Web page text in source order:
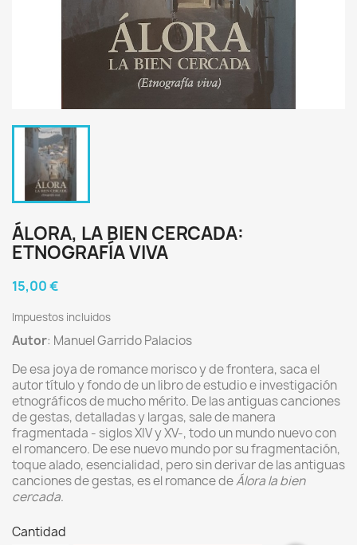
ÁLORA, LA BIEN CERCADA:
ETNOGRAFÍA VIVA
15,00 €
Impuestos incluidos
Autor: Manuel Garrido Palacios
De esa joya de romance morisco y de frontera, saca el
autor título y fondo de un libro de estudio e investigación
etnográficos de mucho mérito. De las antiguas canciones
de gestas, detalladas y largas, sale de manera
fragmentada - siglos XIV y XV-, todo un mundo nuevo con
el romancero. De ese nuevo mundo por su fragmentación,
toque alado, esencialidad, pero sin derivar de las antiguas
canciones de gestas, es el romance deÁlora la bien
cercada.
Cantidad